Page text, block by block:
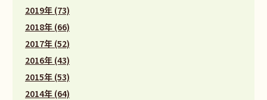
2019年 (73)
2018年 (66)
2017年 (52)
2016年 (43)
2015年 (53)
2014年 (64)